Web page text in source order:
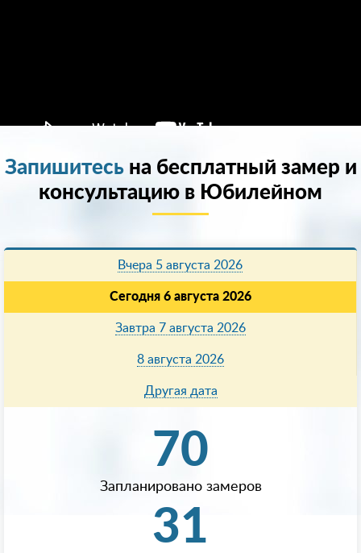
Запишитесьна бесплатный замер и
консультацию в Юбилейном
Вчера 5 августа 2026
Сегодня 6 августа 2026
Завтра 7 августа 2026
8 августа 2026
Другая дата
70
Запланировано замеров
31